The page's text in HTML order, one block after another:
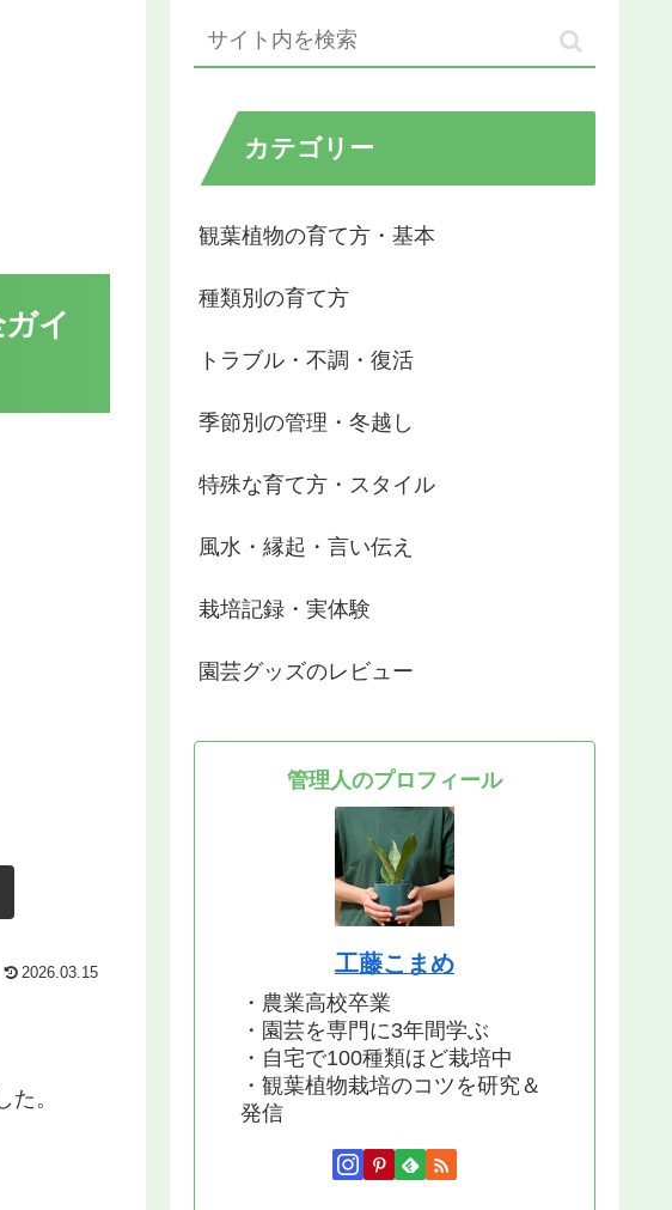
イ
2026.03.15
。
カテゴリー
観葉植物の育て方・基本
種類別の育て方
トラブル・不調・復活
季節別の管理・冬越し
特殊な育て方・スタイル
風水・縁起・言い伝え
栽培記録・実体験
園芸グッズのレビュー
管理人のプロフィール
工藤こまめ
・農業高校卒業
・園芸を専門に3年間学ぶ
・自宅で100種類ほど栽培中
・観葉植物栽培のコツを研究＆
発信